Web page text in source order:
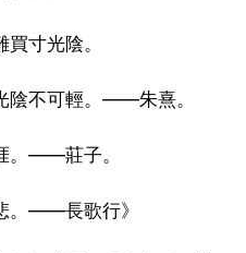
寸光陰。
陰不可輕。——朱熹。
。——莊子。
。——長歌行》